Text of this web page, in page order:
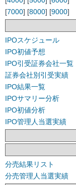
[7000] [8000] [9000]
IPOスケジュール
IPO初値予想
IPO引受証券会社一覧
証券会社別引受実績
IPO結果一覧
IPOサマリー分析
IPO初値分析
IPO管理人当選実績
分売結果リスト
分売管理人当選実績